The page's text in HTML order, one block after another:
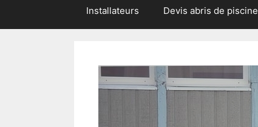
Installateurs Devis abris de piscine